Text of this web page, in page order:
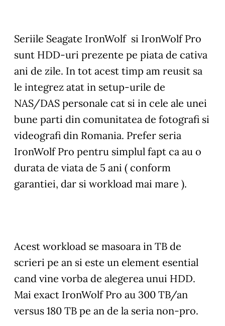
Seriile Seagate IronWolf si IronWolf Pro
sunt HDD-uri prezente pe piata de cativa
ani de zile. In tot acest timp am reusit sa
le integrez atat in setup-urile de
NAS/DAS personale cat si in cele ale unei
bune parti din comunitatea de fotografi si
videografi din Romania. Prefer seria
IronWolf Pro pentru simplul fapt ca au o
durata de viata de 5 ani ( conform
garantiei, dar si workload mai mare ).
Acest workload se masoara in TB de
scrieri pe an si este un element esential
cand vine vorba de alegerea unui HDD.
Mai exact IronWolf Pro au 300 TB/an
versus 180 TB pe an de la seria non-pro.